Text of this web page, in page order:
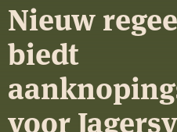
Nieuw
biedt
voor